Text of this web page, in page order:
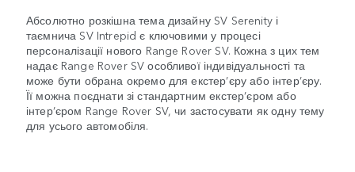
Абсолютно розкішна тема дизайну SV Serenity і
таємнича SV Intrepid є ключовими у процесі
персоналізації нового Range Rover SV. Кожна з цих тем
надає Range Rover SV особливої індивідуальності та
може бути обрана окремо для екстер’єру або інтер’єру.
Її можна поєднати зі стандартним екстер’єром або
інтер’єром Range Rover SV, чи застосувати як одну тему
для усього автомобіля.